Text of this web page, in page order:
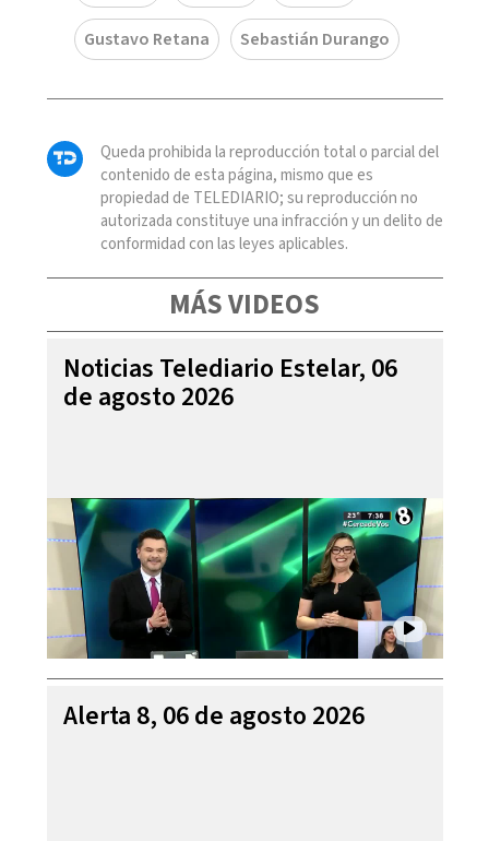
Gustavo Retana Sebastián Durango
Queda prohibida la reproducción total o parcial del
contenido de esta página, mismo que es
propiedad de TELEDIARIO; su reproducción no
autorizada constituye una infracción y un delito de
conformidad con las leyes aplicables.
MÁS VIDEOS
Noticias Telediario Estelar, 06
de agosto 2026
Alerta 8, 06 de agosto 2026